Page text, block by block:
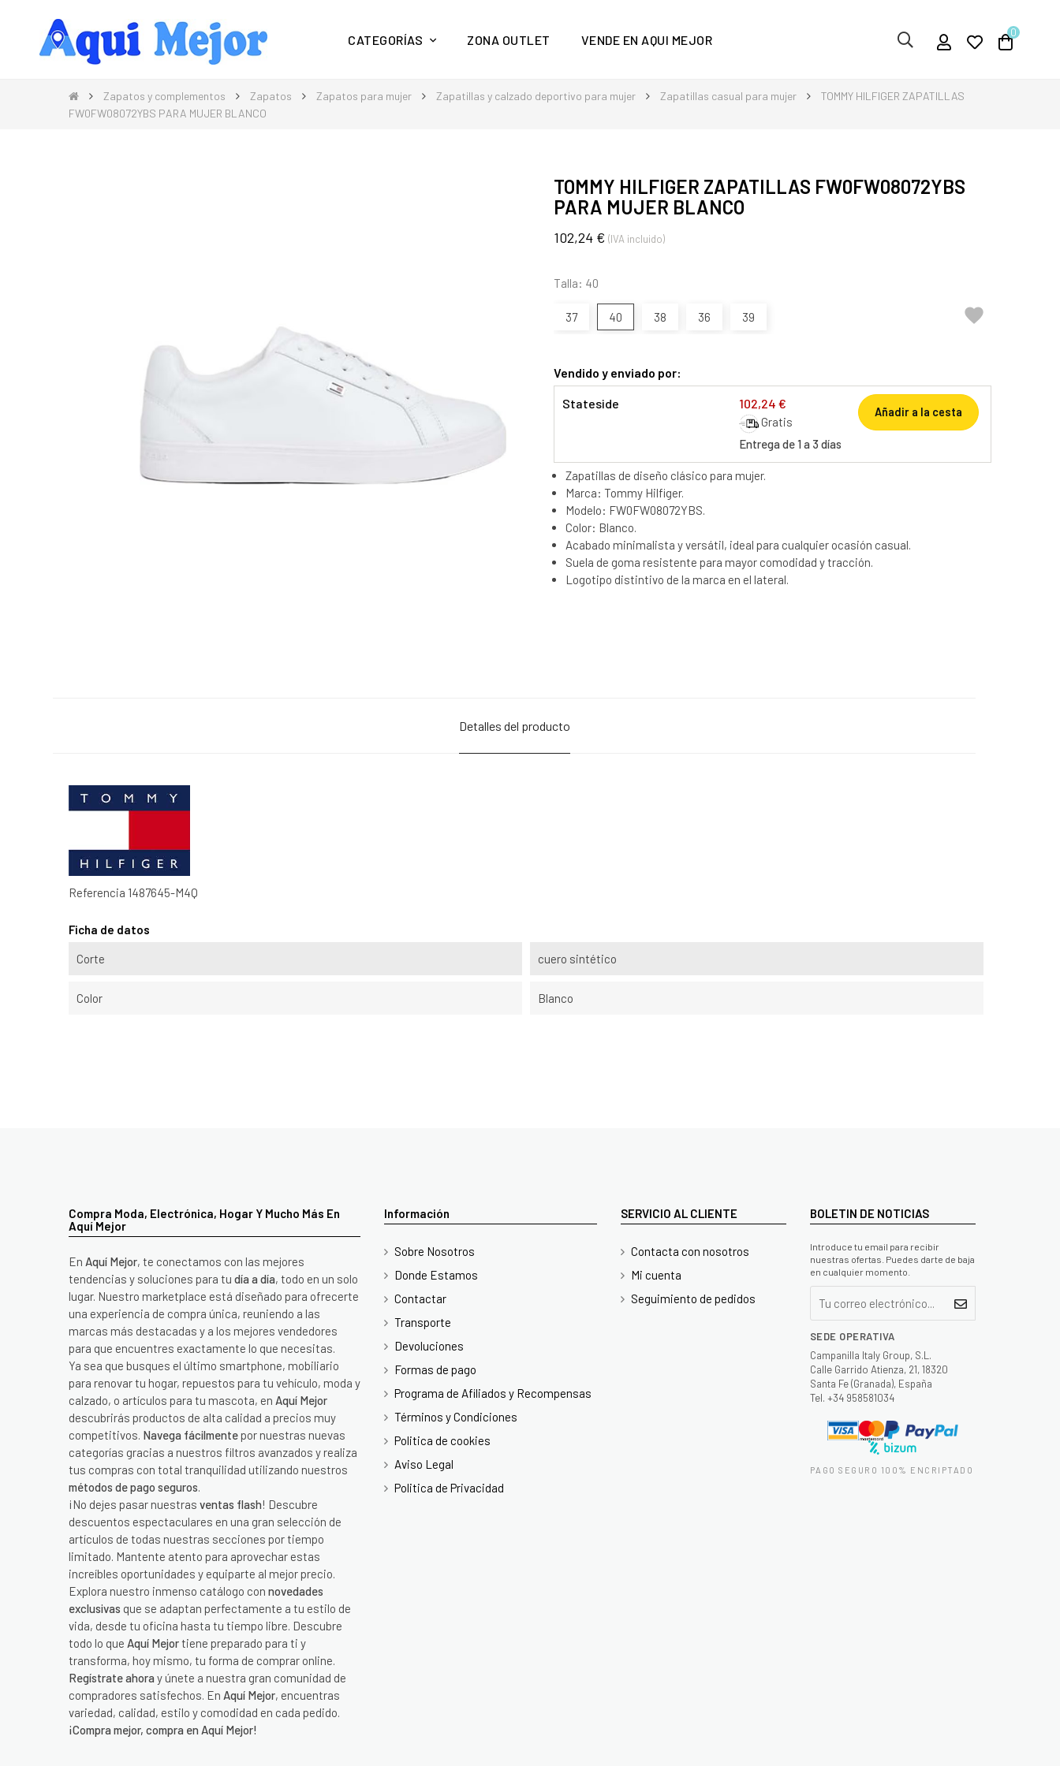
Compra Moda, Electrónica, Hogar y mucho más en Aquí Mejor
CATEGORÍAS ZONA OUTLET VENDE EN AQUI MEJOR 0
Zapatos y complementos Zapatos Zapatos para mujer Zapatillas y calzado deportivo para mujer Zapatillas casual para mujer
TOMMY HILFIGER ZAPATILLAS
FW0FW08072YBS PARA MUJER BLANCO
TOMMY HILFIGER ZAPATILLAS FW0FW08072YBS
PARA MUJER BLANCO
102,24 € (IVA incluido)
Talla: 40
37 40 38 36 39 
Vendido y enviado por:
Stateside 102,24 €
Gratis
Entrega de 1 a 3 días
Añadir a la cesta
Zapatillas de diseño clásico para mujer.
Marca: Tommy Hilfiger.
Modelo: FW0FW08072YBS.
Color: Blanco.
Acabado minimalista y versátil, ideal para cualquier ocasión casual.
Suela de goma resistente para mayor comodidad y tracción.
Logotipo distintivo de la marca en el lateral.
Detalles del producto
Referencia 1487645-M4Q
Ficha de datos
Corte cuero sintético
Color Blanco
Compra Moda, Electrónica, Hogar Y Mucho Más En
Aquí Mejor
En Aquí Mejor, te conectamos con las mejores
tendencias y soluciones para tu día a día, todo en un solo
lugar. Nuestro marketplace está diseñado para ofrecerte
una experiencia de compra única, reuniendo a las
marcas más destacadas y a los mejores vendedores
para que encuentres exactamente lo que necesitas.
Ya sea que busques el último smartphone, mobiliario
para renovar tu hogar, repuestos para tu vehículo, moda y
calzado, o artículos para tu mascota, en Aquí Mejor
descubrirás productos de alta calidad a precios muy
competitivos. Navega fácilmente por nuestras nuevas
categorías gracias a nuestros filtros avanzados y realiza
tus compras con total tranquilidad utilizando nuestros
métodos de pago seguros.
¡No dejes pasar nuestras ventas flash! Descubre
descuentos espectaculares en una gran selección de
artículos de todas nuestras secciones por tiempo
limitado. Mantente atento para aprovechar estas
increíbles oportunidades y equiparte al mejor precio.
Explora nuestro inmenso catálogo con novedades
exclusivas que se adaptan perfectamente a tu estilo de
vida, desde tu oficina hasta tu tiempo libre. Descubre
todo lo que Aquí Mejortiene preparado para ti y
transforma, hoy mismo, tu forma de comprar online.
Regístrate ahora y únete a nuestra gran comunidad de
compradores satisfechos. En Aquí Mejor, encuentras
variedad, calidad, estilo y comodidad en cada pedido.
¡Compra mejor, compra en Aquí Mejor!
Información
Sobre Nosotros
Donde Estamos
Contactar
Transporte
Devoluciones
Formas de pago
Programa de Afiliados y Recompensas
Términos y Condiciones
Politica de cookies
Aviso Legal
Politica de Privacidad
SERVICIO AL CLIENTE
Contacta con nosotros
Mi cuenta
Seguimiento de pedidos
BOLETIN DE NOTICIAS
Introduce tu email para recibir
nuestras ofertas. Puedes darte de baja
en cualquier momento.
SEDE OPERATIVA
Campanilla Italy Group, S.L.
Calle Garrido Atienza, 21, 18320
Santa Fe (Granada), España
Tel. +34 958581034
PAGO SEGURO 100% ENCRIPTADO